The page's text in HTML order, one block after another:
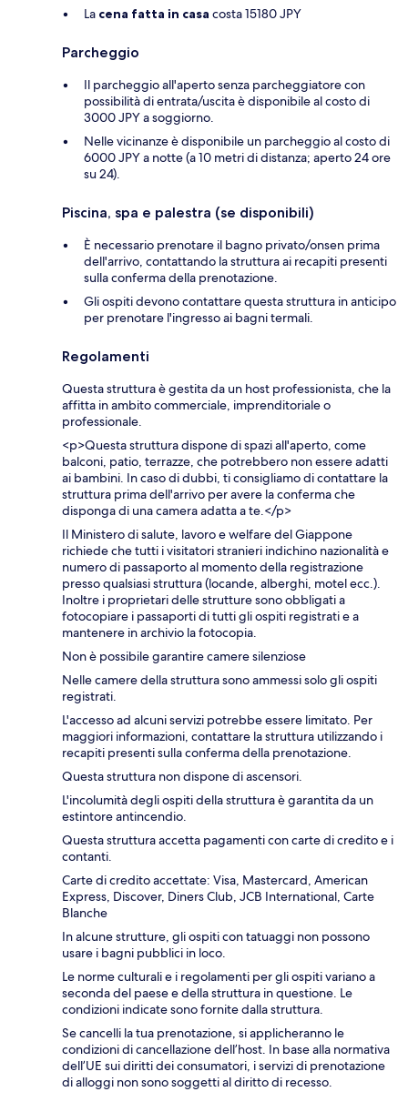
La cena fatta in casa costa 15180 JPY
Parcheggio
Il parcheggio all'aperto senza parcheggiatore con
possibilità di entrata/uscita è disponibile al costo di
3000 JPY a soggiorno.
Nelle vicinanze è disponibile un parcheggio al costo di
6000 JPY a notte (a 10 metri di distanza; aperto 24 ore
su 24).
Piscina, spa e palestra (se disponibili)
È necessario prenotare il bagno privato/onsen prima
dell'arrivo, contattando la struttura ai recapiti presenti
sulla conferma della prenotazione.
Gli ospiti devono contattare questa struttura in anticipo
per prenotare l'ingresso ai bagni termali.
Regolamenti
Questa struttura è gestita da un host professionista, che la
affitta in ambito commerciale, imprenditoriale o
professionale.
<p>Questa struttura dispone di spazi all'aperto, come
balconi, patio, terrazze, che potrebbero non essere adatti
ai bambini. In caso di dubbi, ti consigliamo di contattare la
struttura prima dell'arrivo per avere la conferma che
disponga di una camera adatta a te.</p>
Il Ministero di salute, lavoro e welfare del Giappone
richiede che tutti i visitatori stranieri indichino nazionalità e
numero di passaporto al momento della registrazione
presso qualsiasi struttura (locande, alberghi, motel ecc.).
Inoltre i proprietari delle strutture sono obbligati a
fotocopiare i passaporti di tutti gli ospiti registrati e a
mantenere in archivio la fotocopia.
Non è possibile garantire camere silenziose
Nelle camere della struttura sono ammessi solo gli ospiti
registrati.
L'accesso ad alcuni servizi potrebbe essere limitato. Per
maggiori informazioni, contattare la struttura utilizzando i
recapiti presenti sulla conferma della prenotazione.
Questa struttura non dispone di ascensori.
L'incolumità degli ospiti della struttura è garantita da un
estintore antincendio.
Questa struttura accetta pagamenti con carte di credito e i
contanti.
Carte di credito accettate: Visa, Mastercard, American
Express, Discover, Diners Club, JCB International, Carte
Blanche
In alcune strutture, gli ospiti con tatuaggi non possono
usare i bagni pubblici in loco.
Le norme culturali e i regolamenti per gli ospiti variano a
seconda del paese e della struttura in questione. Le
condizioni indicate sono fornite dalla struttura.
Se cancelli la tua prenotazione, si applicheranno le
condizioni di cancellazione dell’host. In base alla normativa
dell’UE sui diritti dei consumatori, i servizi di prenotazione
di alloggi non sono soggetti al diritto di recesso.